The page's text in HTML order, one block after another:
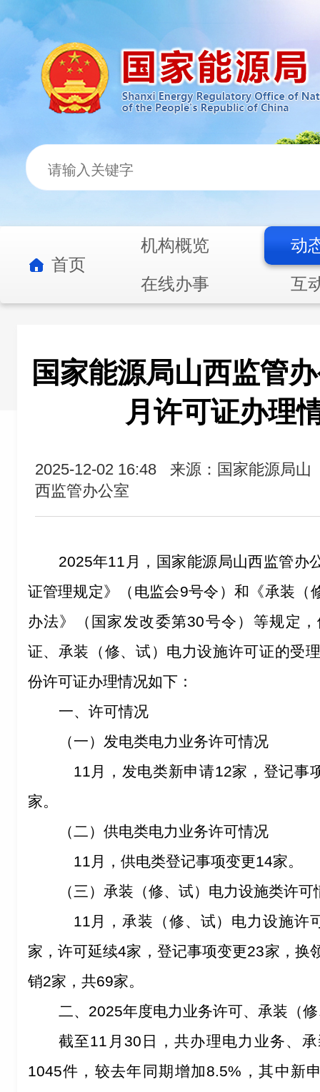
首页
机构概览
动
在线办事
互
国家能源局山西监管
月许可证办理
2025-12-02 16:48
来源：国家能源局山
西监管办公室
2025年11 月，国家能源局山西监管办
证管理规定》（电监会9号令）和《承装（
办法》（国家发改委第30号令） 等规定
证、承装（修、试）电力设施许可证的受
份许可证办理情况如下：
一、许可情况
（一） 发电类电力业务许可情况
11 月，发电类新申请12家，登记事
家。
（二） 供电类电力业务许可情况
11 月，供电类登记事项变更14家。
（三） 承装（修、试） 电力设施类许可
11 月，承装（修、试）电力设施许
家， 许可延续4家 ， 登记事项变更23家 ， 换
销2家， 共69家。
二、 2025年度电力业务许可、承装（
截至11 月 30 日，共办理电力业务、
1045件，较去年同期增加8.5% ，其中新